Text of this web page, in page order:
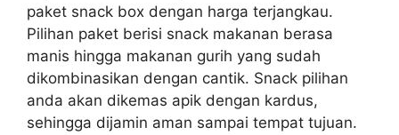
paket snack box dengan harga terjangkau.
Pilihan paket berisi snack makanan berasa
manis hingga makanan gurih yang sudah
dikombinasikan dengan cantik. Snack pilihan
anda akan dikemas apik dengan kardus,
sehingga dijamin aman sampai tempat tujuan.